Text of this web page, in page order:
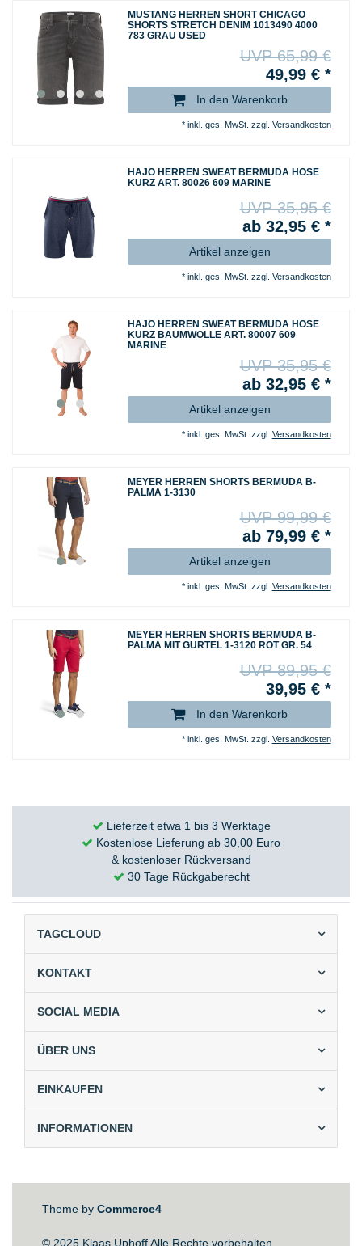
MUSTANG HERREN SHORT CHICAGO
SHORTS STRETCH DENIM 1013490 4000
783 GRAU USED
UVP 65,99 €
49,99 € *
In den Warenkorb
* inkl. ges. MwSt. zzgl. Versandkosten
HAJO HERREN SWEAT BERMUDA HOSE
KURZ ART. 80026 609 MARINE
UVP 35,95 €
ab 32,95 € *
Artikel anzeigen
* inkl. ges. MwSt. zzgl. Versandkosten
HAJO HERREN SWEAT BERMUDA HOSE
KURZ BAUMWOLLE ART. 80007 609
MARINE
UVP 35,95 €
ab 32,95 € *
Artikel anzeigen
* inkl. ges. MwSt. zzgl. Versandkosten
MEYER HERREN SHORTS BERMUDA B-
PALMA 1-3130
UVP 99,99 €
ab 79,99 € *
Artikel anzeigen
* inkl. ges. MwSt. zzgl. Versandkosten
MEYER HERREN SHORTS BERMUDA B-
PALMA MIT GÜRTEL 1-3120 ROT GR. 54
UVP 89,95 €
39,95 € *
In den Warenkorb
* inkl. ges. MwSt. zzgl. Versandkosten
Lieferzeit etwa 1 bis 3 Werktage
Kostenlose Lieferung ab 30,00 Euro
& kostenloser Rückversand
30 Tage Rückgaberecht
TAGCLOUD
KONTAKT
SOCIAL MEDIA
ÜBER UNS
EINKAUFEN
INFORMATIONEN
Theme by Commerce4
© 2025 Klaas Uphoff Alle Rechte vorbehalten.